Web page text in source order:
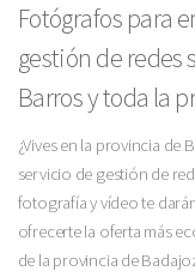
Fotógrafos para
gestión de redes
Barros y toda la
¿Vives en la provincia de
servicio de gestión de
fotografía y vídeo te
ofrecerte la oferta más
de la provincia de